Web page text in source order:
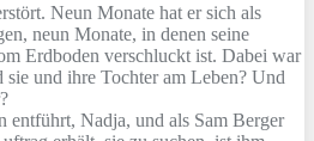
Neun Monate hat er sich als
neun Monate, in denen seine
Erdboden verschluckt ist. Dabei war
und ihre Tochter am Leben? Und
entführt, Nadja, und als Sam Berger